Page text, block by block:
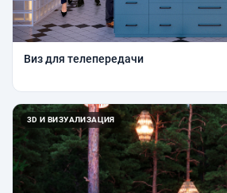
Виз для телепередачи
3D И ВИЗУАЛИЗАЦИЯ